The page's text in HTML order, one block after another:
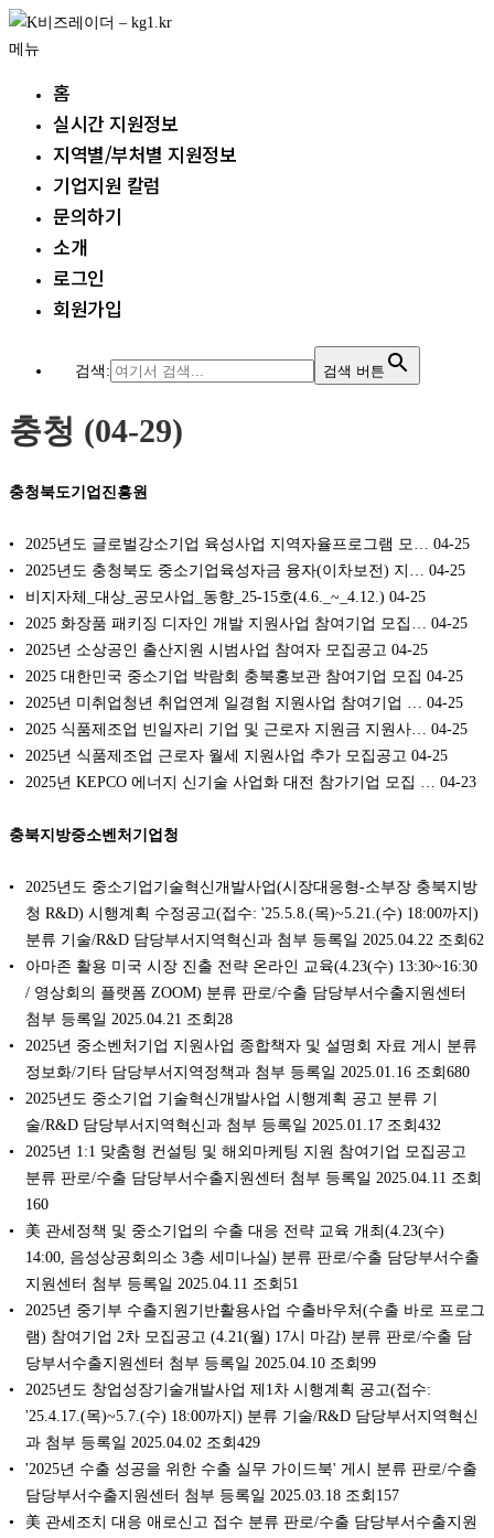
내
용
메뉴
홈
실시간 지원정보
지역별/부처별 지원정보
기업지원 칼럼
문의하기
소개
로그인
회원가입
검색: 검색 버튼
충청 (04-29)
충청북도기업진흥원
2025년도 글로벌강소기업 육성사업 지역자율프로그램 모…
04-25
2025년도 충청북도 중소기업육성자금 융자(이차보전) 지…
04-25
비지자체_대상_공모사업_동향_25-15호(4.6._~_4.12.) 04-25
2025 화장품 패키징 디자인 개발 지원사업 참여기업 모집…
04-25
2025년 소상공인 출산지원 시범사업 참여자 모집공고 04-25
2025 대한민국 중소기업 박람회 충북홍보관 참여기업 모집 04-25
2025년 미취업청년 취업연계 일경험 지원사업 참여기업 …
04-25
2025 식품제조업 빈일자리 기업 및 근로자 지원금 지원사…
04-25
2025년 식품제조업 근로자 월세 지원사업 추가 모집공고 04-25
2025년 KEPCO 에너지 신기술 사업화 대전 참가기업 모집 …
04-23
충북지방중소벤처기업청
2025년도 중소기업기술혁신개발사업(시장대응형-소부장 충북지방
청 R&D) 시행계획 수정공고(접수: '25.5.8.(목)~5.21.(수) 18:00까지)
분류 기술/R&D 담당부서지역혁신과 첨부 등록일 2025.04.22 조회62
아마존 활용 미국 시장 진출 전략 온라인 교육(4.23(수) 13:30~16:30
/ 영상회의 플랫폼 ZOOM) 분류 판로/수출 담당부서수출지원센터
첨부 등록일 2025.04.21 조회28
2025년 중소벤처기업 지원사업 종합책자 및 설명회 자료 게시 분류
정보화/기타 담당부서지역정책과 첨부 등록일 2025.01.16 조회680
2025년도 중소기업 기술혁신개발사업 시행계획 공고 분류 기
술/R&D 담당부서지역혁신과 첨부 등록일 2025.01.17 조회432
2025년 1:1 맞춤형 컨설팅 및 해외마케팅 지원 참여기업 모집공고
분류 판로/수출 담당부서수출지원센터 첨부 등록일 2025.04.11 조회
160
美 관세정책 및 중소기업의 수출 대응 전략 교육 개최(4.23(수)
14:00, 음성상공회의소 3층 세미나실) 분류 판로/수출 담당부서수출
지원센터 첨부 등록일 2025.04.11 조회51
2025년 중기부 수출지원기반활용사업 수출바우처(수출 바로 프로그
램) 참여기업 2차 모집공고 (4.21(월) 17시 마감) 분류 판로/수출 담
당부서수출지원센터 첨부 등록일 2025.04.10 조회99
2025년도 창업성장기술개발사업 제1차 시행계획 공고(접수:
'25.4.17.(목)~5.7.(수) 18:00까지) 분류 기술/R&D 담당부서지역혁신
과 첨부 등록일 2025.04.02 조회429
'2025년 수출 성공을 위한 수출 실무 가이드북' 게시 분류 판로/수출
담당부서수출지원센터 첨부 등록일 2025.03.18 조회157
美 관세조치 대응 애로신고 접수 분류 판로/수출 담당부서수출지원